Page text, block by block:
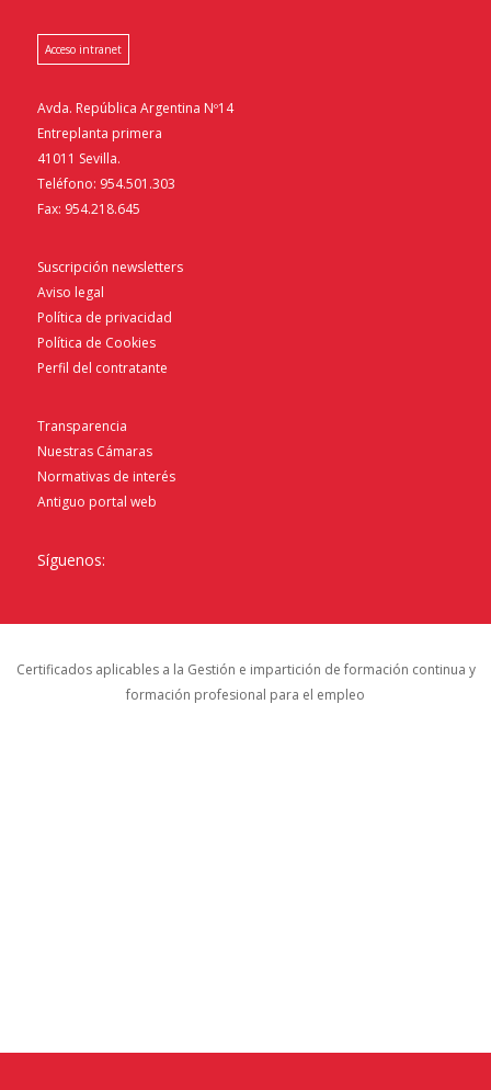
Acceso intranet
Avda. República Argentina Nº14
Entreplanta primera
41011 Sevilla.
Teléfono: 954.501.303
Fax: 954.218.645
Suscripción newsletters
Aviso legal
Política de privacidad
Política de Cookies
Perfil del contratante
Transparencia
Nuestras Cámaras
Normativas de interés
Antiguo portal web
Síguenos:
Certificados aplicables a la Gestión e impartición de formación continua y
formación profesional para el empleo